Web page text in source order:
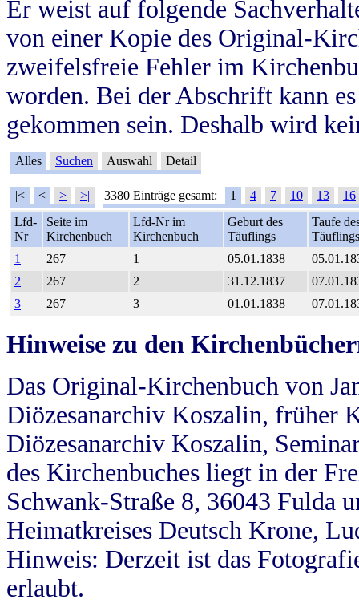
Er weist auf folgende
von einer Kopie des Original-
zweifelsfreie Fehler im
worden. Bei der Abschrift kann
gekommen sein. Deshalb wird
Alles Suchen Auswahl Detail
|< < > >| 3380 Einträge gesamt: 1 4 7 10 13
16
Lfd-
Nr
Seite im
Kirchenbuch
Lfd-Nr im
Kirchenbuch
Geburt des
Täuflings
Taufe
Täuflings
1
267 1 05.01.1838
2
267 2 31.12.1837
3
267 3 01.01.1838
Hinweise zu den
Das Original-Kirchenbuch von
Diözesanarchiv Koszalin, früher
Diözesanarchiv Koszalin,
des Kirchenbuches liegt in der
Schwank-Straße 8, 36043 Fulda
Heimatkreises Deutsch Krone,
Hinweis: Derzeit ist das
erlaubt.